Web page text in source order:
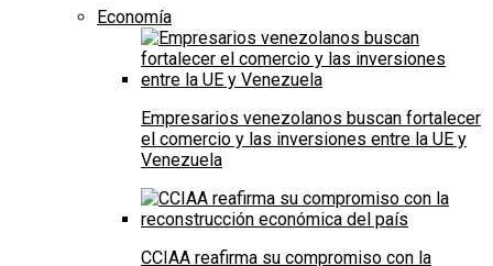
Economía
Empresarios venezolanos buscan fortalecer
el comercio y las inversiones entre la UE y
Venezuela
CCIAA reafirma su compromiso con la